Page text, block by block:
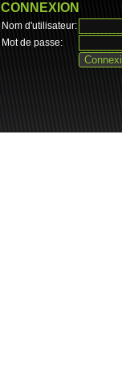
CONNEXION
Nom d'utilisateur:
Mot de passe: